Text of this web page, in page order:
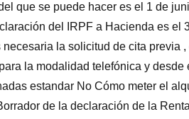
que se puede hacer es el 1 de
del IRPF a Hacienda es el
la solicitud de cita previa
la modalidad telefónica y desde
estandar No Cómo meter el
de la declaración de la